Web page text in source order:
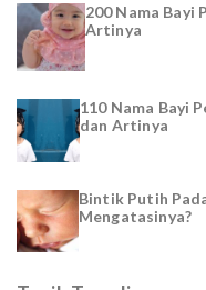
200 Nama Bayi
Artinya
110 Nama Bayi
dan Artinya
Bintik Putih
Mengatasinya?